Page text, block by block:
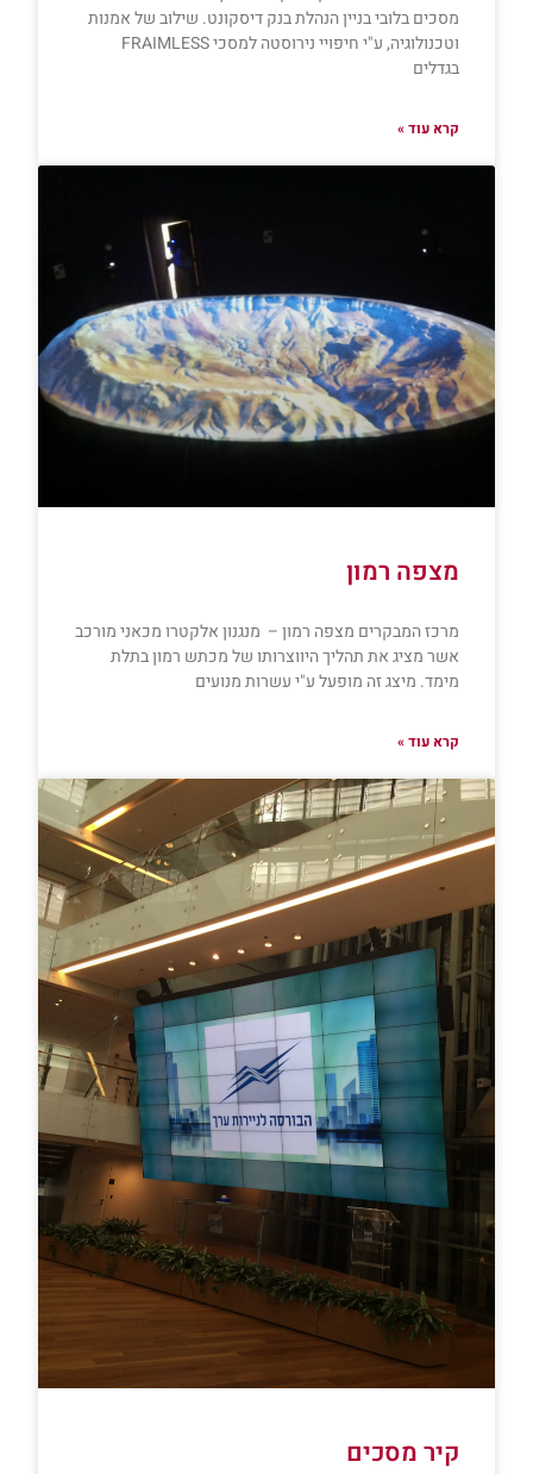
מסכים בלובי בניין הנהלת בנק דיסקונט. שילוב של אמנות
וטכנולוגיה, ע"י חיפויי נירוסטה למסכי FRAIMLESS
בגדלים
קרא עוד »
מצפה רמון
מרכז המבקרים מצפה רמון – מנגנון אלקטרו מכאני מורכב
אשר מציג את תהליך היווצרותו של מכתש רמון בתלת
מימד. מיצג זה מופעל ע"י עשרות מנועים
קרא עוד »
קיר מסכים